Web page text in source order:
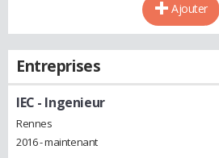
Ajouter
Entreprises
IEC - Ingenieur
Rennes
2016 - maintenant